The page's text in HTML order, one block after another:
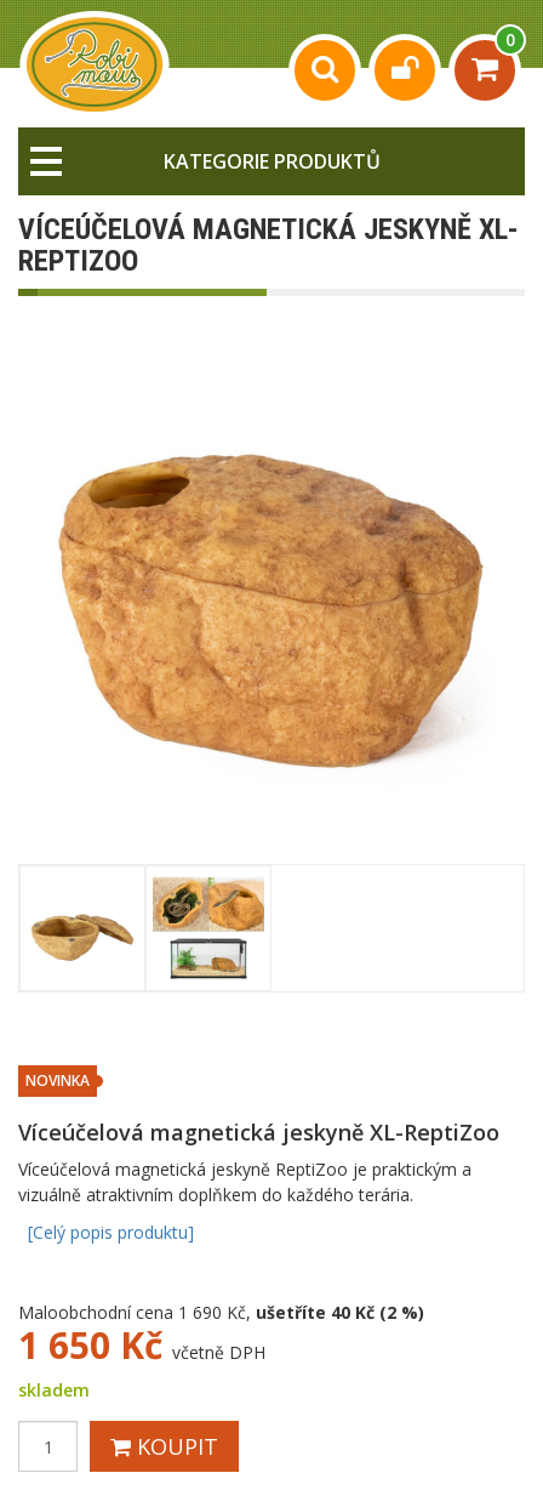
0
KATEGORIE PRODUKTŮ
VÍCEÚČELOVÁ MAGNETICKÁ JESKYNĚ XL-
REPTIZOO
NOVINKA
Víceúčelová magnetická jeskyně XL-ReptiZoo
Víceúčelová magnetická jeskyně ReptiZoo je praktickým a
vizuálně atraktivním doplňkem do každého terária.
[Celý popis produktu]
Maloobchodní cena 1 690 Kč, ušetříte 40 Kč (2 %)
1 650 Kč včetně DPH
skladem
KOUPIT